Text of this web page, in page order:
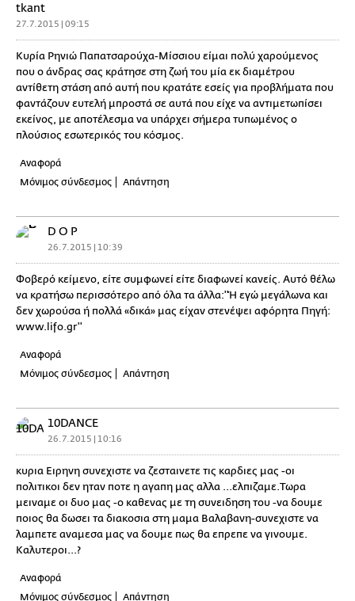
tkant
27.7.2015 | 09:15
Κυρία Ρηνιώ Παπατσαρούχα-Μίσσιου είμαι πολύ χαρούμενος
που ο άνδρας σας κράτησε στη ζωή του μία εκ διαμέτρου
αντίθετη στάση από αυτή που κρατάτε εσείς για προβλήματα που
φαντάζουν ευτελή μπροστά σε αυτά που είχε να αντιμετωπίσει
εκείνος, με αποτέλεσμα να υπάρχει σήμερα τυπωμένος ο
πλούσιος εσωτερικός του κόσμος.
Αναφορά
Μόνιμος σύνδεσμος
Απάντηση
D O P
26.7.2015 | 10:39
Φοβερό κείμενο, είτε συμφωνεί είτε διαφωνεί κανείς. Αυτό θέλω
να κρατήσω περισσότερο από όλα τα άλλα:''Ή εγώ μεγάλωνα και
δεν χωρούσα ή πολλά «δικά» μας είχαν στενέψει αφόρητα Πηγή:
www.lifo.gr''
Αναφορά
Μόνιμος σύνδεσμος
Απάντηση
10DANCE
26.7.2015 | 10:16
κυρια Ειρηνη συνεχιστε να ζεσταινετε τις καρδιες μας -οι
πολιτικοι δεν ηταν ποτε η αγαπη μας αλλα ...ελπιζαμε.Τωρα
μειναμε οι δυο μας -ο καθενας με τη συνειδηση του -να δουμε
ποιος θα δωσει τα διακοσια στη μαμα Βαλαβανη-συνεχιστε να
λαμπετε αναμεσα μας να δουμε πως θα επρεπε να γινουμε.
Καλυτεροι...?
Αναφορά
Μόνιμος σύνδεσμος
Απάντηση